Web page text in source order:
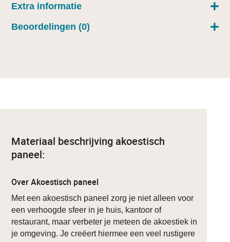
Extra informatie
Beoordelingen (0)
Materiaal beschrijving akoestisch
paneel:
Over Akoestisch paneel
Met een akoestisch paneel zorg je niet alleen voor
een verhoogde sfeer in je huis, kantoor of
restaurant, maar verbeter je meteen de akoestiek in
je omgeving. Je creëert hiermee een veel rustigere